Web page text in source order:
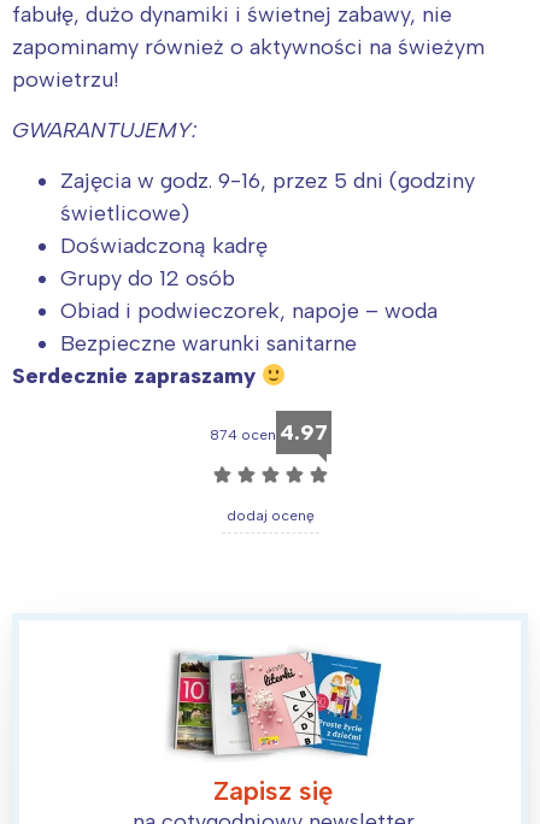
fabułę, dużo dynamiki i świetnej zabawy, nie
zapominamy również o aktywności na świeżym
powietrzu!
GWARANTUJEMY:
Zajęcia w godz. 9-16, przez 5 dni (godziny
świetlicowe)
Doświadczoną kadrę
Grupy do 12 osób
Obiad i podwieczorek, napoje – woda
Bezpieczne warunki sanitarne
Serdecznie zapraszamy
874 ocen 4.97
☆ ☆ ☆ ☆ ☆
dodaj ocenę
Zapisz się